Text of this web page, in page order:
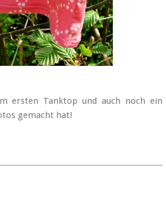
ersten Tanktop und auch noch ein
gemacht hat!